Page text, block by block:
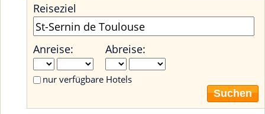
Reiseziel
Anreise: Abreise:
nur verfügbare Hotels
Suchen